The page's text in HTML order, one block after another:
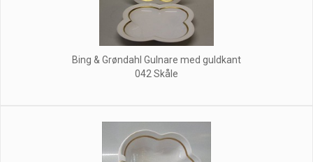
Bing & Grøndahl Gulnare med guldkant
042 Skåle